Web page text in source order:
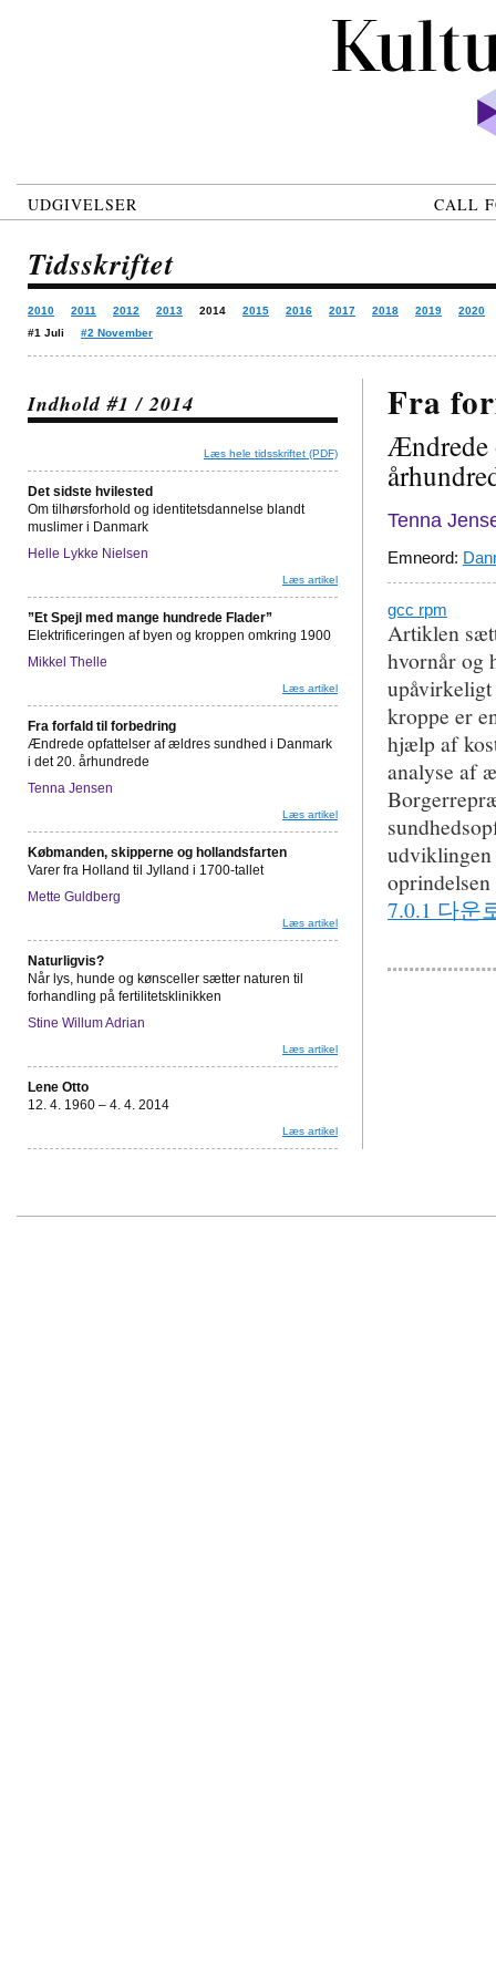
UDGIVELSER CALL
Tidsskriftet
2010 2011 2012 2013 2014 2015 2016 2017 2018 2019
2020
#1 Juli
#2 November
Indhold #1 / 2014
Læs hele tidsskriftet (PDF)
Det sidste hvilested
Om tilhørsforhold og identitetsdannelse blandt
muslimer i Danmark
Helle Lykke Nielsen
Læs artikel
”Et Spejl med mange hundrede Flader”
Elektrificeringen af byen og kroppen omkring 1900
Mikkel Thelle
Læs artikel
Fra forfald til forbedring
Ændrede opfattelser af ældres sundhed i Danmark
i det 20. århundrede
Tenna Jensen
Læs artikel
Købmanden, skipperne og hollandsfarten
Varer fra Holland til Jylland i 1700-tallet
Mette Guldberg
Læs artikel
Naturligvis?
Når lys, hunde og kønsceller sætter naturen til
forhandling på fertilitetsklinikken
Stine Willum Adrian
Læs artikel
Lene Otto
12. 4. 1960 – 4. 4. 2014
Læs artikel
Fra
Ændrede
Tenna
Emneord:
gcc rpm
Artiklen
hvornår og
kroppe er
hjælp af
analyse af
udviklingen
7.0.1 다운